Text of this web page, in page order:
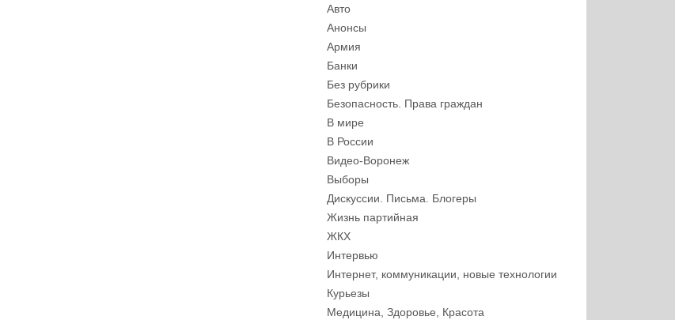
Авто
Анонсы
Армия
Банки
Без рубрики
Безопасность. Права граждан
В мире
В России
Видео-Воронеж
Выборы
Дискуссии. Письма. Блогеры
Жизнь партийная
ЖКХ
Интервью
Интернет, коммуникации, новые технологии
Курьезы
Медицина, Здоровье, Красота